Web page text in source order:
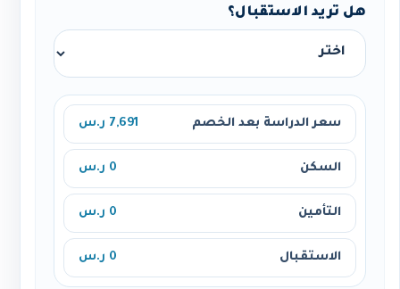
هل تريد الاستقبال؟
سعر الدراسة بعد الخصم 7,691 ر.س
السكن 0 ر.س
التأمين 0 ر.س
الاستقبال 0 ر.س